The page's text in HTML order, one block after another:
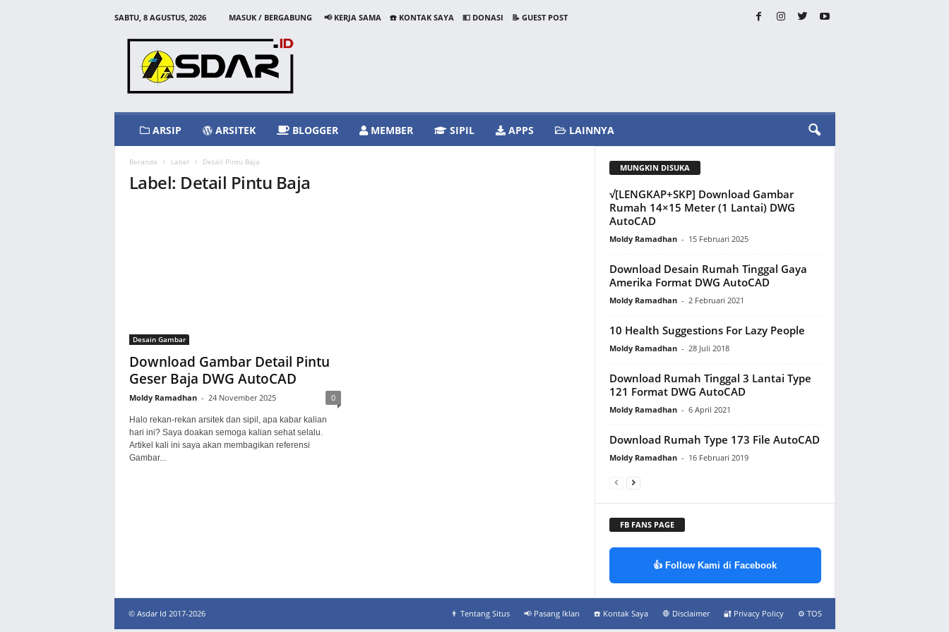
SABTU, 8 AGUSTUS, 2026 MASUK / BERGABUNG 📢 KERJA SAMA ☎️ KONTAK SAYA 💵 DONASI
📝 GUEST POST
ARSIP ARSITEK BLOGGER MEMBER SIPIL APPS LAINNYA
Beranda Label Detail Pintu Baja
Label: Detail Pintu Baja
Desain Gambar
Download Gambar Detail Pintu
Geser Baja DWG AutoCAD
Moldy Ramadhan - 24 November 2025 0
Halo rekan-rekan arsitek dan sipil, apa kabar kalian
hari ini? Saya doakan semoga kalian sehat selalu.
Artikel kali ini saya akan membagikan referensi
Gambar...
MUNGKIN DISUKA
√[LENGKAP+SKP] Download Gambar
Rumah 14×15 Meter (1 Lantai) DWG
AutoCAD
Moldy Ramadhan - 15 Februari 2025
Download Desain Rumah Tinggal Gaya
Amerika Format DWG AutoCAD
Moldy Ramadhan - 2 Februari 2021
10 Health Suggestions For Lazy People
Moldy Ramadhan - 28 Juli 2018
Download Rumah Tinggal 3 Lantai Type
121 Format DWG AutoCAD
Moldy Ramadhan - 6 April 2021
Download Rumah Type 173 File AutoCAD
Moldy Ramadhan - 16 Februari 2019
FB FANS PAGE
👍 Follow Kami di Facebook
👨‍ Tentang Situs 📢 Pasang Iklan ☎️ Kontak Saya 🛑 Disclaimer 🔐 Privacy Policy ⚙️ TOS
© Asdar Id 2017-2026